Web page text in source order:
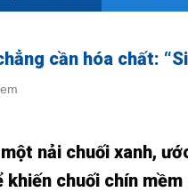
cần hóa chất:
nải chuối xanh,
khiến chuối chín